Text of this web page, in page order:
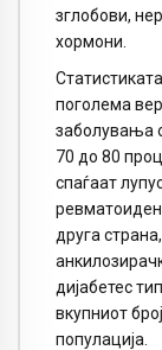
зглобови,
хормони.
поголема
заболувања
70 до 80
спаѓаат
ревматоиден
друга
дијабетес
вкупниот
популација.